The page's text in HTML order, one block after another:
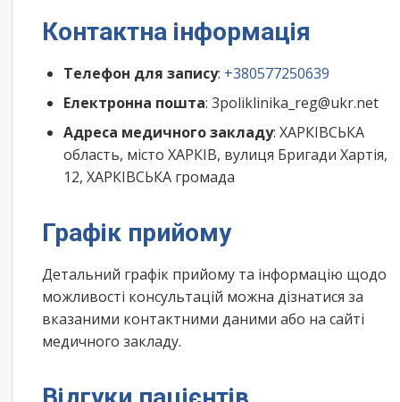
Контактна інформація
Телефон для запису: +380577250639
Електронна пошта: 3poliklinika_reg@ukr.net
Адреса медичного закладу: ХАРКІВСЬКА
область, місто ХАРКІВ, вулиця Бригади Хартія,
12, ХАРКІВСЬКА громада
Графік прийому
Детальний графік прийому та інформацію щодо
можливості консультацій можна дізнатися за
вказаними контактними даними або на сайті
медичного закладу.